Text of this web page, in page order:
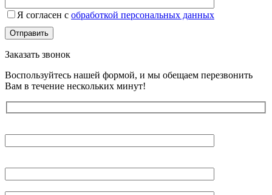
Я согласен с обработкой персональных данных
Заказать звонок
Воспользуйтесь нашей формой, и мы обещаем перезвонить
Вам в течение нескольких минут!